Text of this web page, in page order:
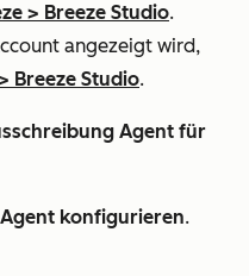
> Breeze Studio.
angezeigt wird,
Breeze Studio.
Agent für
Agent konfigurieren.